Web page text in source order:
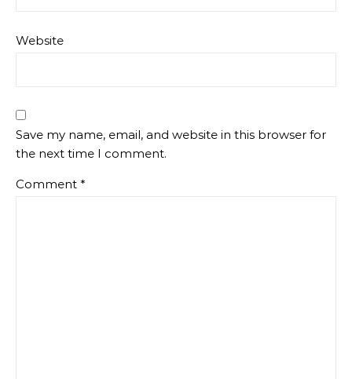
Website
Save my name, email, and website in this browser for
the next time I comment.
Comment *